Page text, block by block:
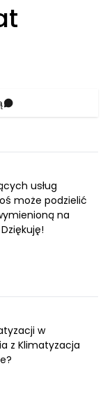
usług
może podzielić
na
w
z Klimatyzacja